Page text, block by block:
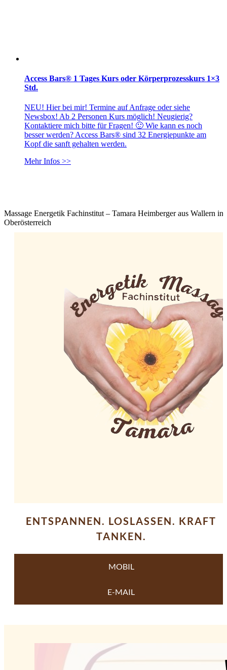
Access Bars® 1 Tages Kurs oder Körperprozesskurs 1×3
Std.
NEU! Hier bei mir! Termine auf Anfrage oder siehe
Newsbox! Ab 2 Personen Kurs möglich! Neugierig?
Kontaktiere mich bitte für Fragen! 🙂 Wie kann es noch
besser werden? Access Bars® sind 32 Energiepunkte am
Kopf die sanft gehalten werden.
Mehr Infos >>
Massage Energetik Fachinstitut – Tamara Heimberger aus Wallern in
Oberösterreich
ENTSPANNEN. LOSLASSEN. KRAFT
TANKEN.
MOBIL
E-MAIL